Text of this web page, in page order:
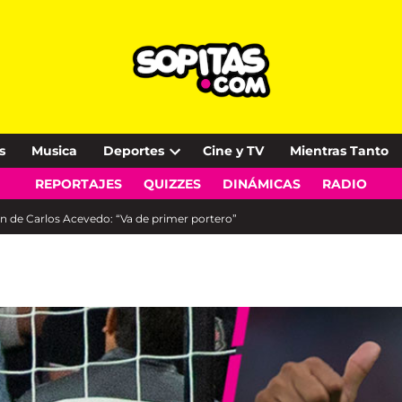
Musica Deportes
Open
dropdown
Cine y TV Mientras Tanto
REPORTAJES QUIZZES DINÁMICAS RADIO
de Carlos Acevedo: “Va de primer portero”